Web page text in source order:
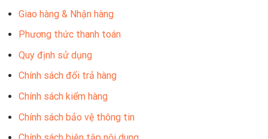
Giao hàng & Nhận hàng
Phương thức thanh toán
Quy định sử dụng
Chính sách đổi trả hàng
Chính sách kiểm hàng
Chính sách bảo vệ thông tin